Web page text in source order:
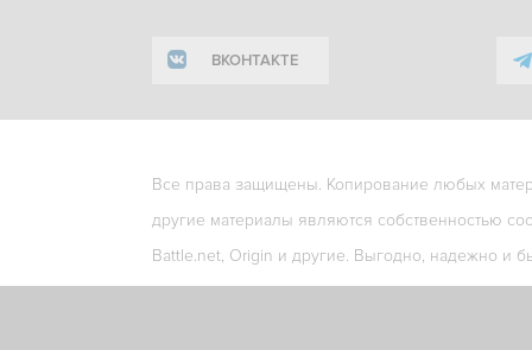
ВКОНТАКТЕ
Все права защищены. Копирование любых
другие материалы являются собственностью
Battle.net, Origin и другие. Выгодно, надежно и